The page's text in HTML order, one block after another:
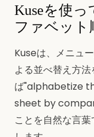
Kuseを使
ファベット
Kuseは、メニュ
よる並べ替え方
ば"alphabetize
sheet by
ことを自然な言